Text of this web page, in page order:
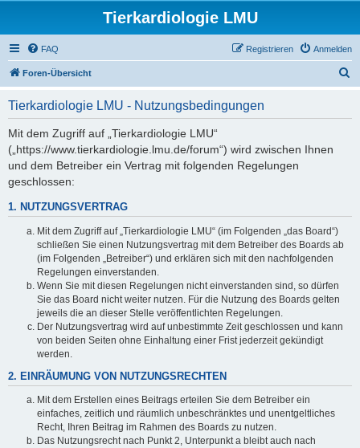
Tierkardiologie LMU
FAQ Anmelden
Registrieren
Foren-Übersicht
Tierkardiologie LMU - Nutzungsbedingungen
Mit dem Zugriff auf „Tierkardiologie LMU“
(„https://www.tierkardiologie.lmu.de/forum“) wird zwischen Ihnen
und dem Betreiber ein Vertrag mit folgenden Regelungen
geschlossen:
1. NUTZUNGSVERTRAG
Mit dem Zugriff auf „Tierkardiologie LMU“ (im Folgenden „das Board“)
schließen Sie einen Nutzungsvertrag mit dem Betreiber des Boards ab
(im Folgenden „Betreiber“) und erklären sich mit den nachfolgenden
Regelungen einverstanden.
Wenn Sie mit diesen Regelungen nicht einverstanden sind, so dürfen
Sie das Board nicht weiter nutzen. Für die Nutzung des Boards gelten
jeweils die an dieser Stelle veröffentlichten Regelungen.
Der Nutzungsvertrag wird auf unbestimmte Zeit geschlossen und kann
von beiden Seiten ohne Einhaltung einer Frist jederzeit gekündigt
werden.
2. EINRÄUMUNG VON NUTZUNGSRECHTEN
Mit dem Erstellen eines Beitrags erteilen Sie dem Betreiber ein
einfaches, zeitlich und räumlich unbeschränktes und unentgeltliches
Recht, Ihren Beitrag im Rahmen des Boards zu nutzen.
Das Nutzungsrecht nach Punkt 2, Unterpunkt a bleibt auch nach